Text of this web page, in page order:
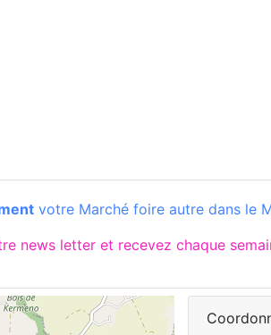
votre Marché foire autre dans le
news letter et recevez chaque